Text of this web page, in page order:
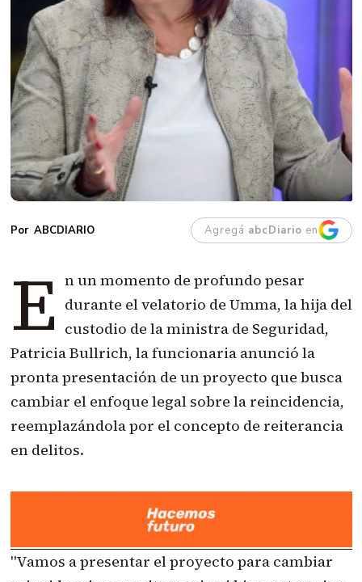
ABCDIARIO Agregá abcDiario en
E n un momento de profundo pesar
durante el velatorio de Umma, la hija del
custodio de la ministra de Seguridad,
Patricia Bullrich, la funcionaria anunció la
pronta presentación de un proyecto que busca
cambiar el enfoque legal sobre la reincidencia,
reemplazándola por el concepto de reiterancia
en delitos.
"Vamos a presentar el proyecto para cambiar